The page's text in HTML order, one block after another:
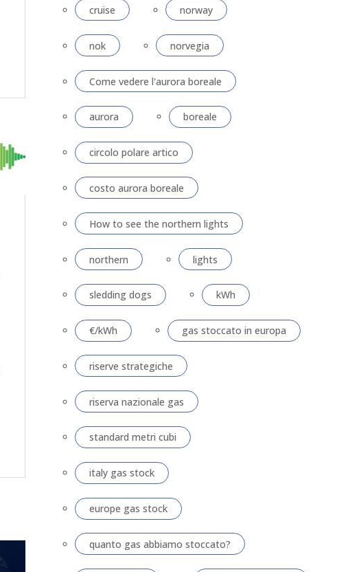
cruise norway
nok norvegia
Come vedere l'aurora boreale
aurora boreale
circolo polare artico
costo aurora boreale
How to see the northern lights
northern lights
sledding dogs kWh
€/kWh gas stoccato in europa
riserve strategiche
riserva nazionale gas
standard metri cubi
italy gas stock
europe gas stock
quanto gas abbiamo stoccato?